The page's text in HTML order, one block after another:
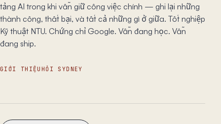
tảng AI trong khi vẫn giữ công việc chính — ghi lại những
thành công, thất bại, và tất cả những gì ở giữa. Tốt nghiệp
Kỹ thuật NTU. Chứng chỉ Google. Vẫn đang học. Vẫn
đang ship.
GIỚI THIỆU HỎI SYDNEY